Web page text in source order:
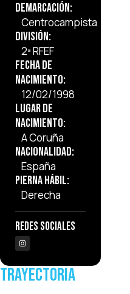
Demarcación:
Centrocampista
División:
2ª RFEF
Fecha de
Nacimiento:
12/02/1998
Lugar de
Nacimiento:
A Coruña
Nacionalidad:
España
Pierna Hábil:
Derecha
Redes Sociales
Trayectoria